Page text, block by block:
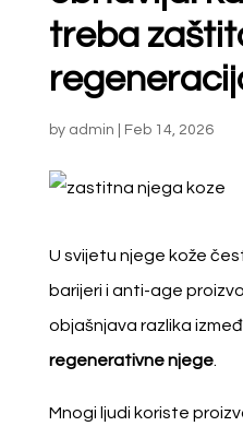
treba
by admin Feb 14, 2026
U svijetu njege kože
barijeri i anti-age
objašnjava razlika
regenerativne njege.
Mnogi ljudi koriste